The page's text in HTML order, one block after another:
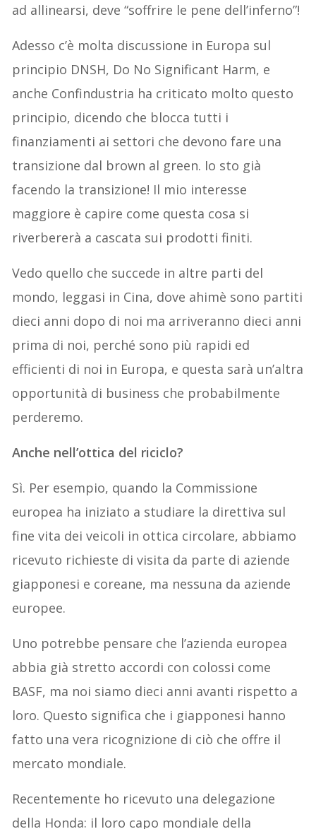
ad allinearsi, deve “soffrire le pene dell’inferno”!
Adesso c’è molta discussione in Europa sul
principio DNSH, Do No Significant Harm, e
anche Confindustria ha criticato molto questo
principio, dicendo che blocca tutti i
finanziamenti ai settori che devono fare una
transizione dal brown al green. Io sto già
facendo la transizione! Il mio interesse
maggiore è capire come questa cosa si
riverbererà a cascata sui prodotti finiti.
Vedo quello che succede in altre parti del
mondo, leggasi in Cina, dove ahimè sono partiti
dieci anni dopo di noi ma arriveranno dieci anni
prima di noi, perché sono più rapidi ed
efficienti di noi in Europa, e questa sarà un’altra
opportunità di business che probabilmente
perderemo.
Anche nell’ottica del riciclo?
Sì. Per esempio, quando la Commissione
europea ha iniziato a studiare la direttiva sul
fine vita dei veicoli in ottica circolare, abbiamo
ricevuto richieste di visita da parte di aziende
giapponesi e coreane, ma nessuna da aziende
europee.
Uno potrebbe pensare che l’azienda europea
abbia già stretto accordi con colossi come
BASF, ma noi siamo dieci anni avanti rispetto a
loro. Questo significa che i giapponesi hanno
fatto una vera ricognizione di ciò che offre il
mercato mondiale.
Recentemente ho ricevuto una delegazione
della Honda: il loro capo mondiale della